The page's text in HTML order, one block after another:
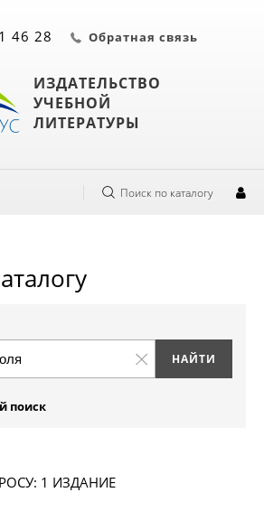
ИЗДАТЕЛЬСТВО
УЧЕБНОЙ
ЛИТЕРАТУРЫ
46 28 Обратная связь
Поиск по каталогу
поиск
1 ИЗДАНИЕ